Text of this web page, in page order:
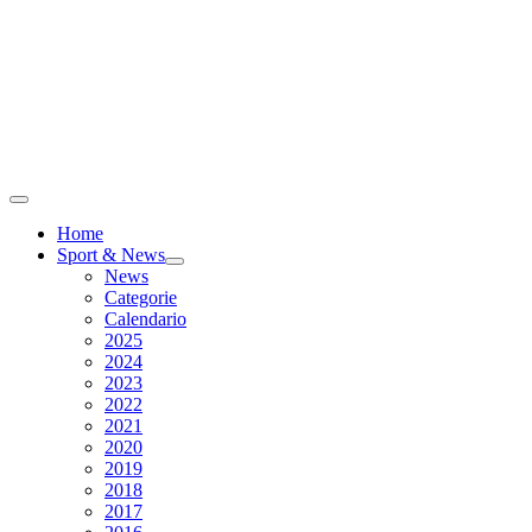
Home
Sport & News
News
Categorie
Calendario
2025
2024
2023
2022
2021
2020
2019
2018
2017